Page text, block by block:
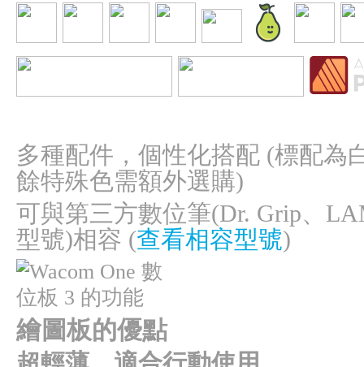
多種配件，個性化搭配 (標配為
餘特殊色需額外選購)
可與第三方數位筆(Dr. Grip、
型號)相容 (查看相容型號)
繪圖板的優點